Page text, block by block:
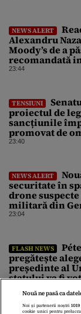
NEWS ALERT
Alexandru
Moody’s de a
recomandată
un răgaz, dar în
23:44
TENSIUNI
proiectul de
sancțiunile
promovat de
23:40
NEWS ALERT
securitate în
drone
militară din
23:04
FLASH NEWS
pregătește
președinte al
statului va fi
Parlament
Nouă ne pasă ca
Noi și partenerii noștri1019
cookie unici pentru